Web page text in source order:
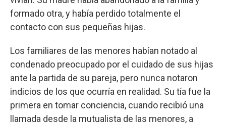
formado otra, y había perdido totalmente el
contacto con sus pequeñas hijas.
Los familiares de las menores habían notado al
condenado preocupado por el cuidado de sus hijas
ante la partida de su pareja, pero nunca notaron
indicios de los que ocurría en realidad. Su tía fue la
primera en tomar conciencia, cuando recibió una
llamada desde la mutualista de las menores, a